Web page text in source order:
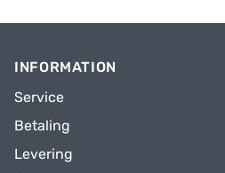
INFORMATION
Service
Betaling
Levering